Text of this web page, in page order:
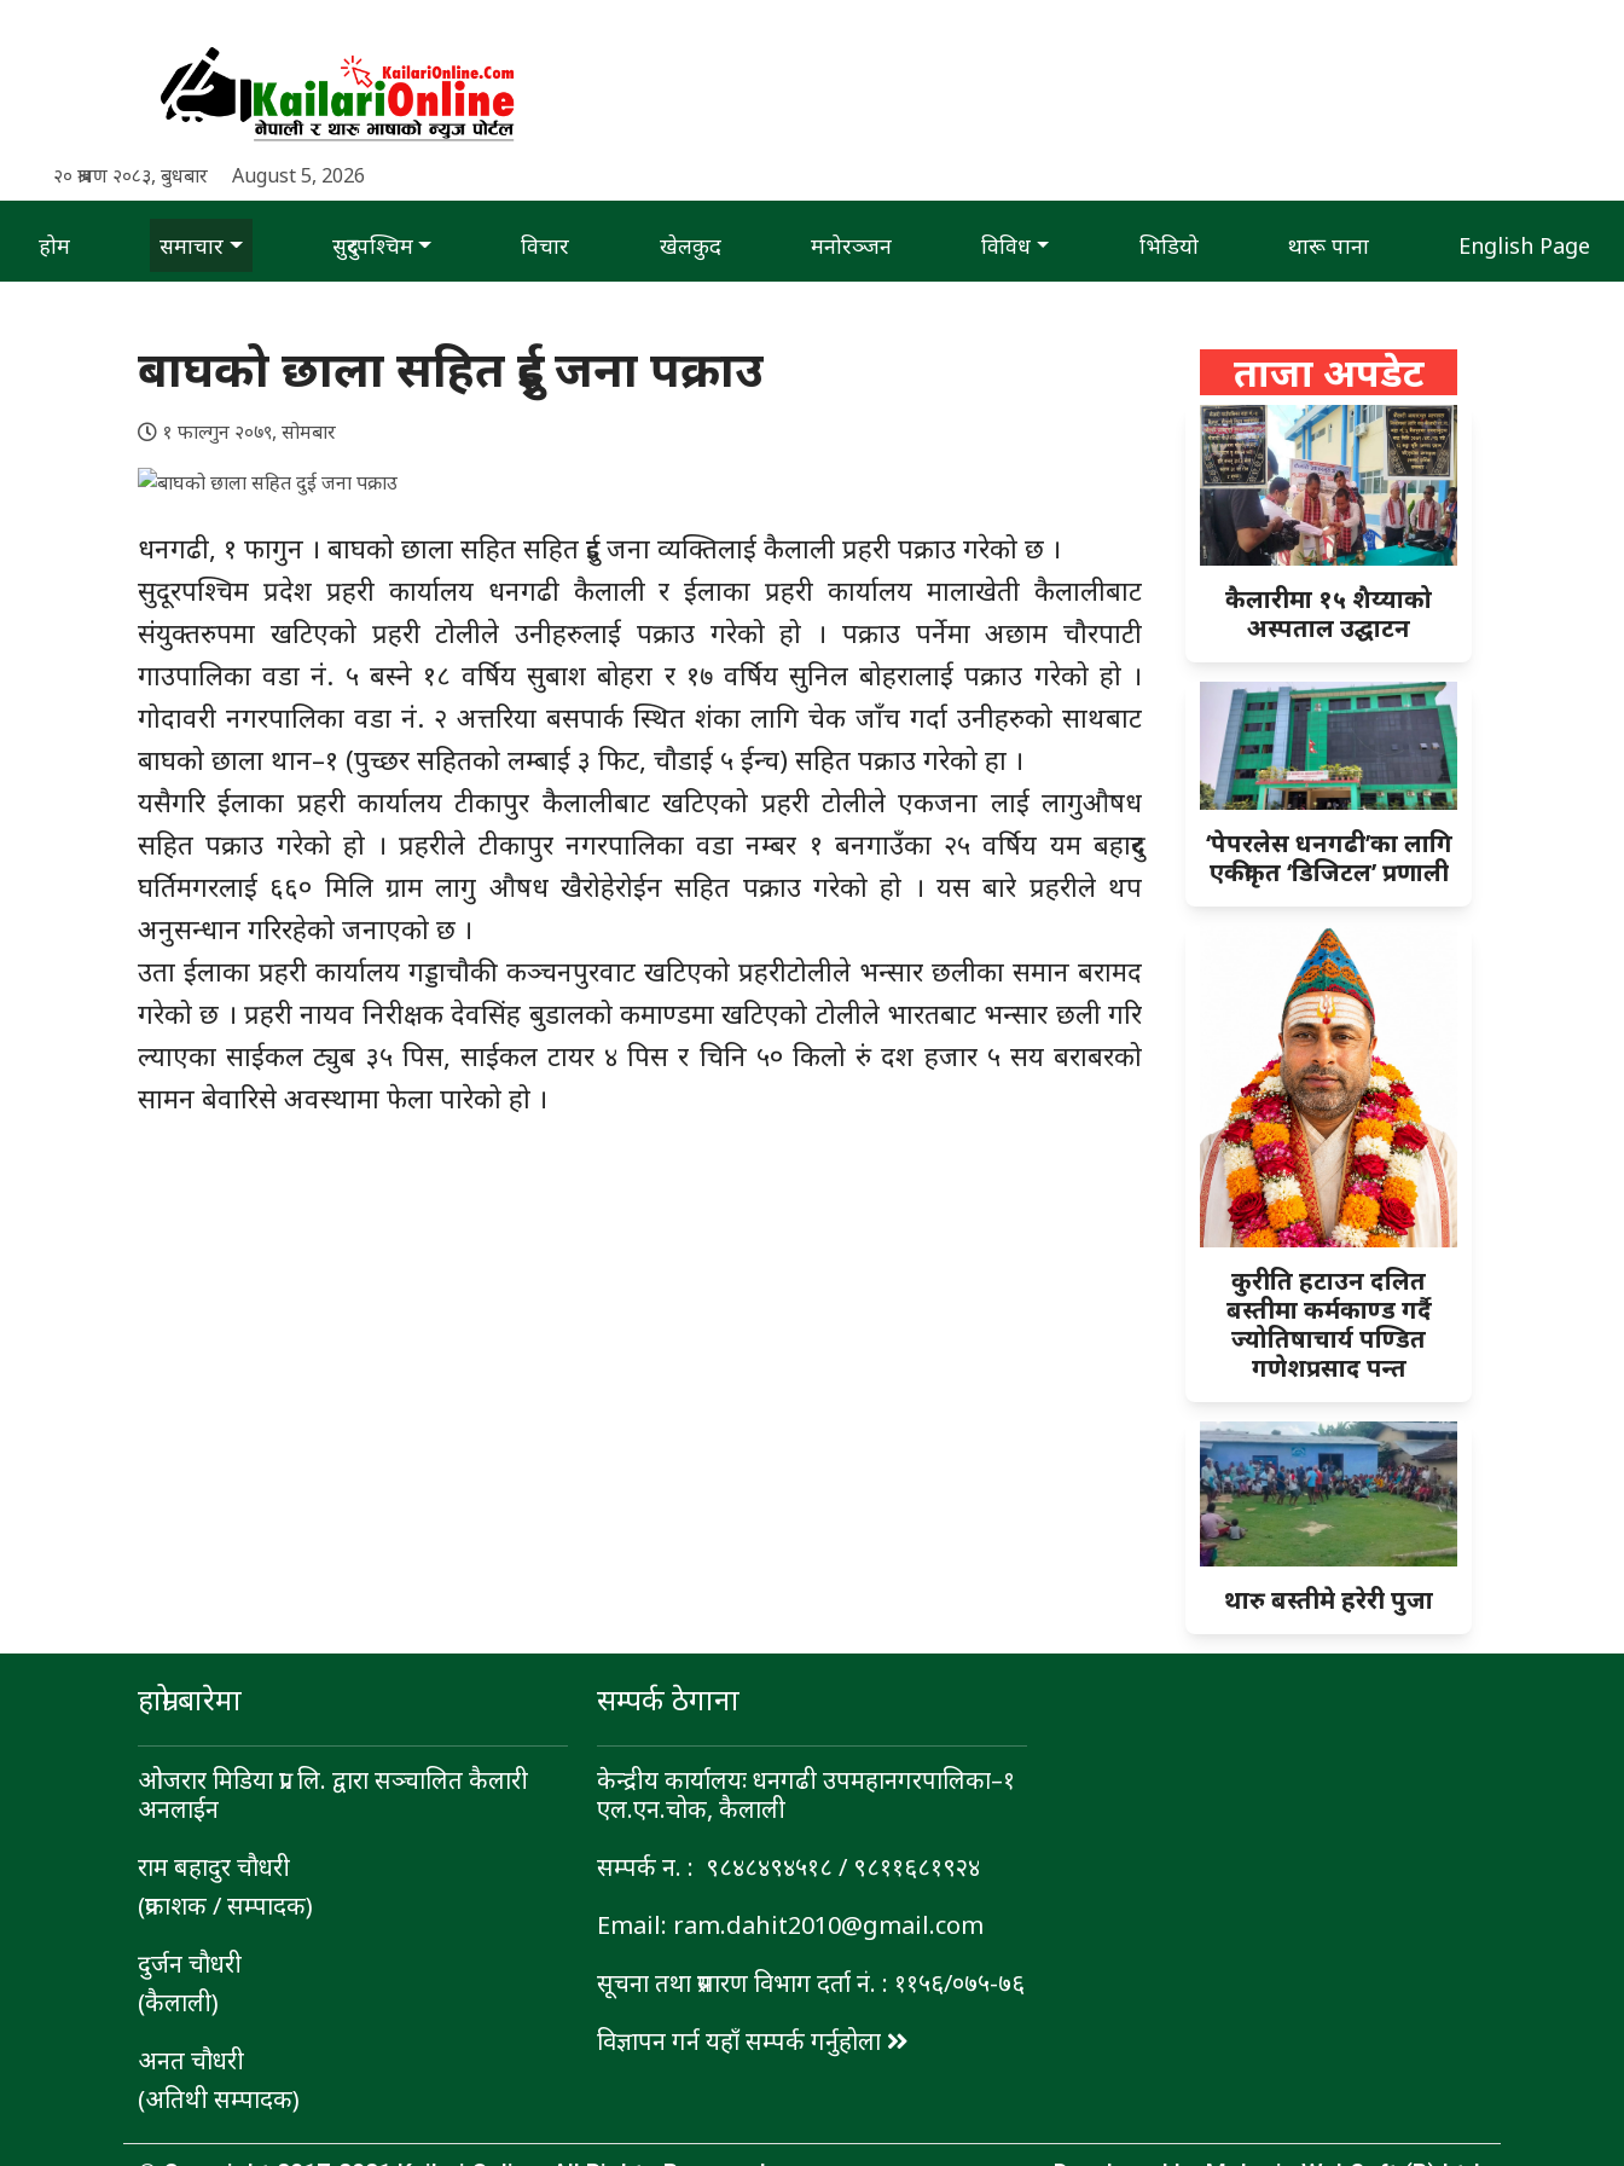
२० श्रावण २०८३, बुधबार August 5, 2026
होम समाचार सुदुरपश्चिम विचार खेलकुद मनोरञ्जन विविध भिडियो थारू पाना English Page
बाघको छाला सहित दुई जना पक्राउ
१ फाल्गुन २०७९, सोमबार
धनगढी, १ फागुन । बाघको छाला सहित सहित दुई जना व्यक्तिलाई कैलाली प्रहरी पक्राउ गरेको छ ।
सुदूरपश्चिम प्रदेश प्रहरी कार्यालय धनगढी कैलाली र ईलाका प्रहरी कार्यालय मालाखेती कैलालीबाट
संयुक्तरुपमा खटिएको प्रहरी टोलीले उनीहरुलाई पक्राउ गरेको हो । पक्राउ पर्नेमा अछाम चौरपाटी
गाउपालिका वडा नं. ५ बस्ने १८ वर्षिय सुबाश बोहरा र १७ वर्षिय सुनिल बोहरालाई पक्राउ गरेको हो ।
गोदावरी नगरपालिका वडा नं. २ अत्तरिया बसपार्क स्थित शंका लागि चेक जाँच गर्दा उनीहरुको साथबाट
बाघको छाला थान–१ (पुच्छर सहितको लम्बाई ३ फिट, चौडाई ५ ईन्च) सहित पक्राउ गरेको हा ।
यसैगरि ईलाका प्रहरी कार्यालय टीकापुर कैलालीबाट खटिएको प्रहरी टोलीले एकजना लाई लागुऔषध
सहित पक्राउ गरेको हो । प्रहरीले टीकापुर नगरपालिका वडा नम्बर १ बनगाउँका २५ वर्षिय यम बहादुर
घर्तिमगरलाई ६६० मिलि ग्राम लागु औषध खैरोहेरोईन सहित पक्राउ गरेको हो । यस बारे प्रहरीले थप
अनुसन्धान गरिरहेको जनाएको छ ।
उता ईलाका प्रहरी कार्यालय गड्डाचौकी कञ्चनपुरवाट खटिएको प्रहरीटोलीले भन्सार छलीका समान बरामद
गरेको छ । प्रहरी नायव निरीक्षक देवसिंह बुडालको कमाण्डमा खटिएको टोलीले भारतबाट भन्सार छली गरि
ल्याएका साईकल ट्युब ३५ पिस, साईकल टायर ४ पिस र चिनि ५० किलो रुं दश हजार ५ सय बराबरको
सामन बेवारिसे अवस्थामा फेला पारेको हो ।
ताजा अपडेट
कैलारीमा १५ शैय्याको
अस्पताल उद्घाटन
‘पेपरलेस धनगढी’का लागि
एकीकृत ‘डिजिटल’ प्रणाली
कुरीति हटाउन दलित
बस्तीमा कर्मकाण्ड गर्दै
ज्योतिषाचार्य पण्डित
गणेशप्रसाद पन्त
थारु बस्तीमे हरेरी पुजा
हाम्रो बारेमा
ओजरार मिडिया प्रा. लि. द्वारा सञ्चालित कैलारी
अनलाईन
राम बहादुर चाैधरी
(प्रकाशक / सम्पादक)
दुर्जन चाैधरी
(कैलाली)
अनत चौधरी
(अतिथी सम्पादक)
सम्पर्क ठेगाना
केन्द्रीय कार्यालयः धनगढी उपमहानगरपालिका–१
एल.एन.चोक, कैलाली
सम्पर्क न. : ९८४८४९४५१८ / ९८११६८१९२४
Email: ram.dahit2010@gmail.com
सूचना तथा प्रसारण विभाग दर्ता नं. : ११५६/०७५-७६
विज्ञापन गर्न यहाँ सम्पर्क गर्नुहोला